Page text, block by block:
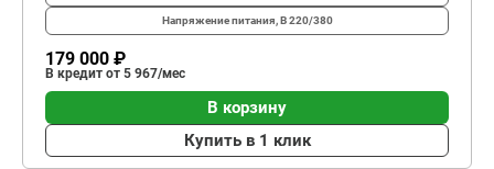
Напряжение питания, В220/380
179 000 ₽
В кредит от 5 967/мес
В корзину
Купить в 1 клик